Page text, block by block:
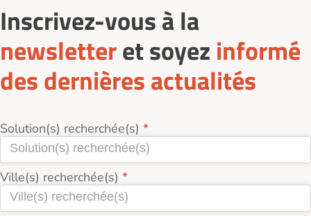
Inscrivez-vous à la
newsletteret soyez informé
des dernières actualités
Solution(s) recherchée(s)
Ville(s) recherchée(s)